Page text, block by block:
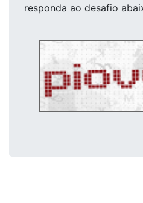
responda ao desafio